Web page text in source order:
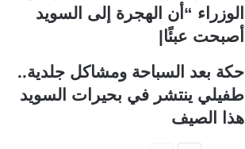
ا
ب
ة
ا
الوزراء “أن الهجرة إلى السويد
أصبحت عبئًا|
حكة بعد السباحة ومشاكل جلدية..
طفيلي ينتشر في بحيرات السويد
هذا الصيف